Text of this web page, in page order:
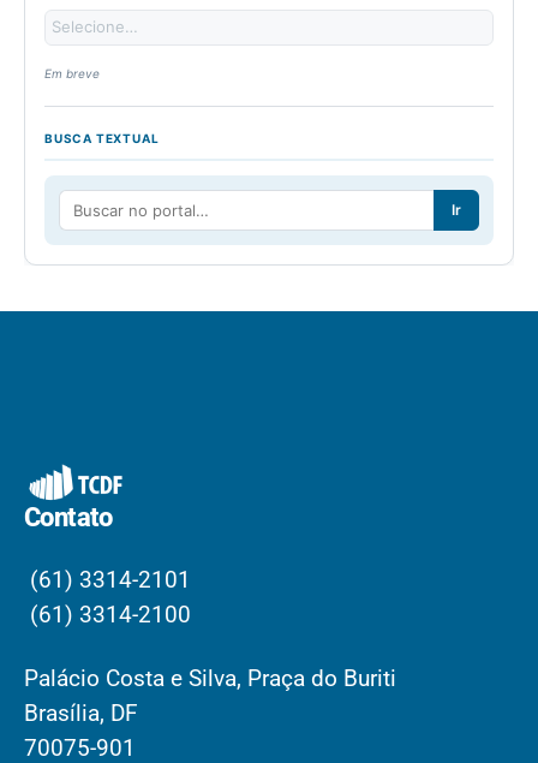
Em breve
BUSCA TEXTUAL
Ir
Contato
(61) 3314-2101
(61) 3314-2100
Palácio Costa e Silva, Praça do Buriti
Brasília, DF
70075-901